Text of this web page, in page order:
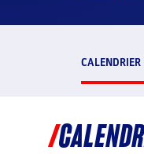
CALENDRIER